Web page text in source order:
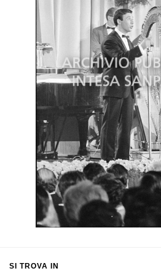
SI TROVA IN